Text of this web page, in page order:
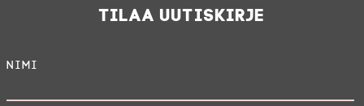
Tilaa uutiskirje
Nimi